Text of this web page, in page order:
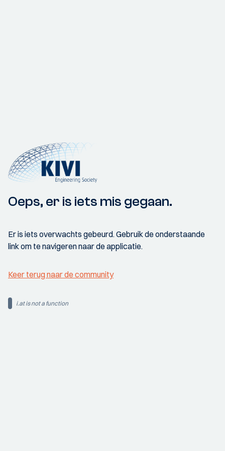
Oeps, er is iets mis gegaan.
Er is iets overwachts gebeurd. Gebruik de onderstaande
link om te navigeren naar de applicatie.
Keer terug naar de community
i.at is not a function